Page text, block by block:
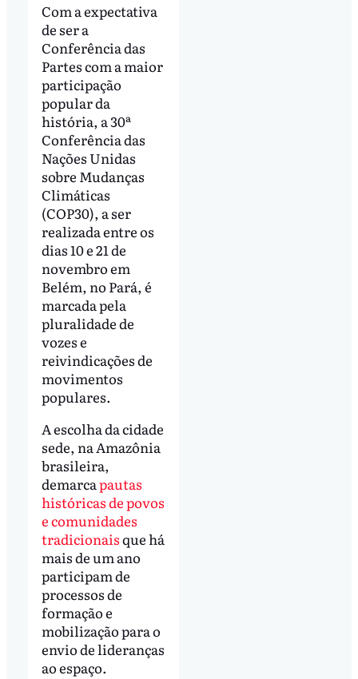
Com a expectativa
de ser a
Conferência das
Partes com a maior
participação
popular da
história, a 30ª
Conferência das
Nações Unidas
sobre Mudanças
Climáticas
(COP30), a ser
realizada entre os
dias 10 e 21 de
novembro em
Belém, no Pará, é
marcada pela
pluralidade de
vozes e
reivindicações de
movimentos
populares.
A escolha da cidade
sede, na Amazônia
brasileira,
demarcapautas
históricas de povos
e comunidades
tradicionaisque há
mais de um ano
participam de
processos de
formação e
mobilização para o
envio de lideranças
ao espaço.